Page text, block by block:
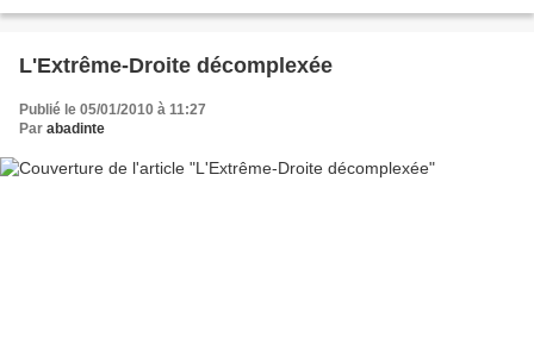
L'Extrême-Droite décomplexée
Publié le 05/01/2010 à 11:27
Par abadinte